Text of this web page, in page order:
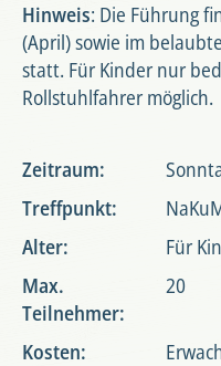
Hinweis: Die Führung
(April) sowie im
statt. Für Kinder nur
Rollstuhlfahrer möglich.
Zeitraum:
Treffpunkt:
Alter:
Für
Max.
Teilnehmer:
20
Kosten: